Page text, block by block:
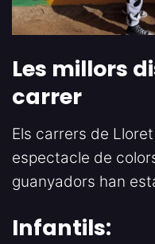
Les millors
carrer
Els carrers de
espectacle de
guanyadors han
Infantils: